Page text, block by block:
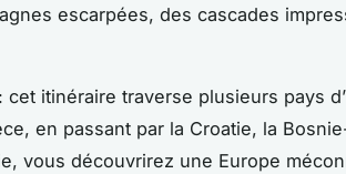
escarpées, des cascades
: cet itinéraire traverse plusieurs pays
en passant par la Croatie, la
vous découvrirez une Europe